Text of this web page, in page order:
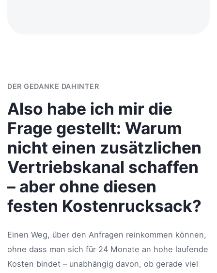
DER GEDANKE DAHINTER
Also habe ich mir die
Frage gestellt: Warum
nicht einen zusätzlichen
Vertriebskanal schaffen
– aber ohne diesen
festen Kostenrucksack?
Einen Weg, über den Anfragen reinkommen können,
ohne dass man sich für 24 Monate an hohe laufende
Kosten bindet – unabhängig davon, ob gerade viel